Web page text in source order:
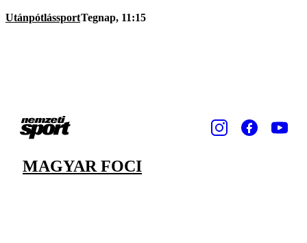
UtánpótlássportTegnap, 11:15
MAGYAR FOCI